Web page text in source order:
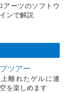
アーツのソフトウ
ンで解説
ツアー
離れたゲルに連
を楽しめます